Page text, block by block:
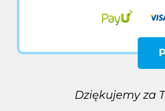
Dziękujemy za